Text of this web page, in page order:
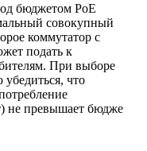
бюджетом PoE
совокупный
коммутатор с
подать к
При выборе
что
не превышает бюдже